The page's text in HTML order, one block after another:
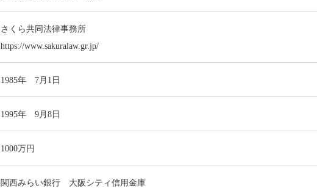
さくら共同法律事務所
https://www.sakuralaw.gr.jp/
1985年 7月1日
1995年 9月8日
1000万円
関西みらい銀行 大阪シティ信用金庫